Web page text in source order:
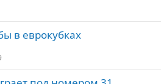
в еврокубках